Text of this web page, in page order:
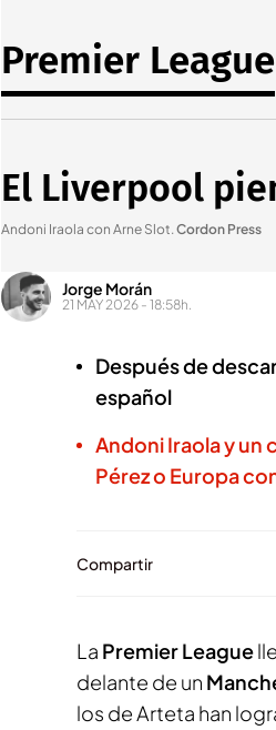
Premier League
El Liverpool
Andoni Iraola con Arne Slot.Cordon Press
Jorge Morán
21 MAY 2026 - 18:58h.
Después de
español
Andoni Iraola y un
Pérez o Europa
Compartir
La Premier League
delante de un
los de Arteta han